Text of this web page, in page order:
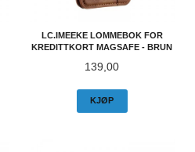
LC.IMEEKE LOMMEBOK FOR
KREDITTKORT MAGSAFE - BRUN
Pris
139,00
KJØP